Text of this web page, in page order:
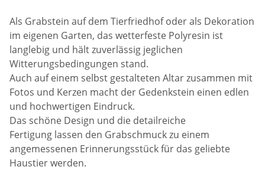
Als Grabstein auf dem Tierfriedhof oder als Dekoration
im eigenen Garten, das wetterfeste Polyresin ist
langlebig und hält zuverlässig jeglichen
Witterungsbedingungen stand.
Auch auf einem selbst gestalteten Altar zusammen mit
Fotos und Kerzen macht der Gedenkstein einen edlen
und hochwertigen Eindruck.
Das schöne Design und die detailreiche
Fertigung lassen den Grabschmuck zu einem
angemessenen Erinnerungsstück für das geliebte
Haustier werden.